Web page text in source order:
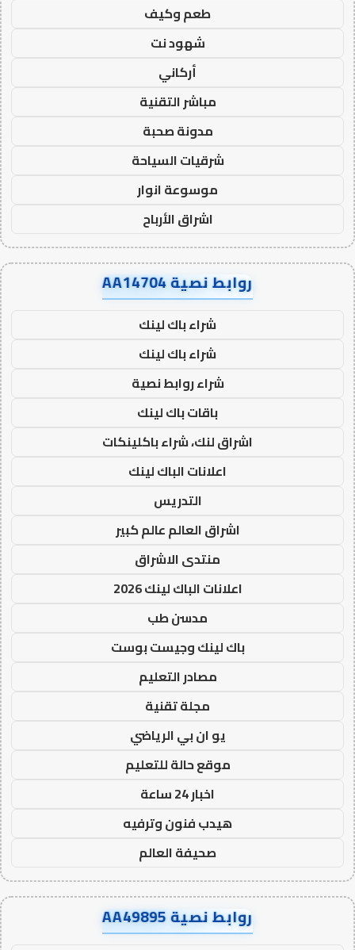
طعم وكيف
شهود نت
أركاني
مباشر التقنية
مدونة صحبة
شرقيات السياحة
موسوعة انوار
اشراق الأرباح
روابط نصية AA14704
شراء باك لينك
شراء باك لينك
شراء روابط نصية
باقات باك لينك
اشراق لنك، شراء باكلينكات
اعلانات الباك لينك
التدريس
اشراق العالم عالم كبير
منتدى الاشراق
اعلانات الباك لينك 2026
مدسن طب
باك لينك وجيست بوست
مصادر التعليم
مجلة تقنية
يو ان بي الرياضي
موقع حالة للتعليم
اخبار 24 ساعة
هيدب فنون وترفيه
صحيفة العالم
روابط نصية AA49895